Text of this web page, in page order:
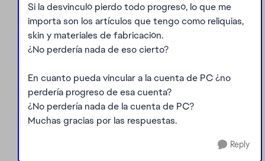
Si la desvinculó pierdo todo progresó, lo que me
importa son los artículos que tengo como reliquias,
skin y materiales de fabricación.
¿No perdería nada de eso cierto?
En cuanto pueda vincular a la cuenta de PC ¿no
perdería progreso de esa cuenta?
¿No perdería nada de la cuenta de PC?
Muchas gracias por las respuestas.
Reply